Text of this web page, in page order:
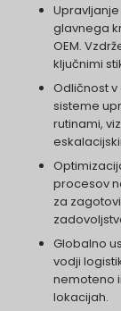
glavnega
OEM.
ključnimi
Odličnost
sisteme
rutinami,
procesov
za
Globalno
vodji
nemoteno
lokacijah.